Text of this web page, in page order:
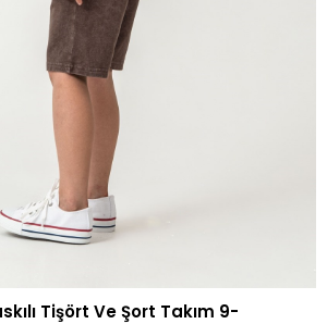
Tişört Ve Şort Takım 9-